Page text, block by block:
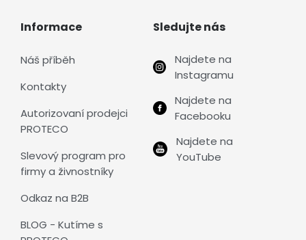
Informace
Náš příběh
Kontakty
Autorizovaní prodejci
PROTECO
Slevový program pro
firmy a živnostníky
Odkaz na B2B
BLOG - Kutíme s
Sledujte nás
Najdete na
Instagramu
Najdete na
Facebooku
Najdete na
YouTube